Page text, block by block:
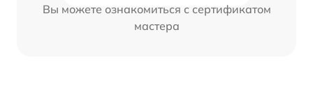
Вы можете ознакомиться с сертификатом
мастера